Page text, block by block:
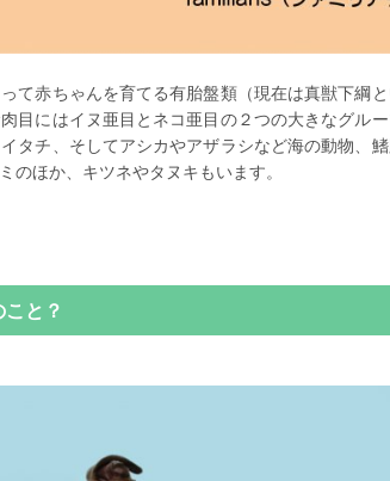
て赤ちゃんを育てる有胎盤類（現在は真獣下綱
目にはイヌ亜目とネコ亜目の２つの大きなグル
タチ、そしてアシカやアザラシなど海の動物、
のほか、キツネやタヌキもいます。
と？